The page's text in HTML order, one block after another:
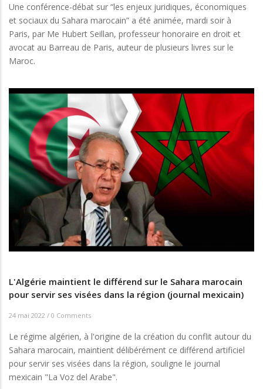
Une conférence-débat sur “les enjeux juridiques, économiques
et sociaux du Sahara marocain” a été animée, mardi soir à
Paris, par Me Hubert Seillan, professeur honoraire en droit et
avocat au Barreau de Paris, auteur de plusieurs livres sur le
Maroc.
L'Algérie maintient le différend sur le Sahara marocain
pour servir ses visées dans la région (journal mexicain)
24 mai 2022 / 0 Comments
Le régime algérien, à l'origine de la création du conflit autour du
Sahara marocain, maintient délibérément ce différend artificiel
pour servir ses visées dans la région, souligne le journal
mexicain "La Voz del Arabe".